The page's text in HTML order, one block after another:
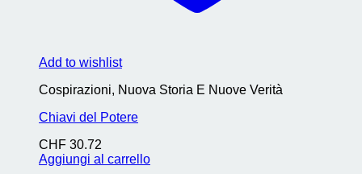
Add to wishlist
Cospirazioni, Nuova Storia E Nuove Verità
Chiavi del Potere
CHF 30.72
Aggiungi al carrello